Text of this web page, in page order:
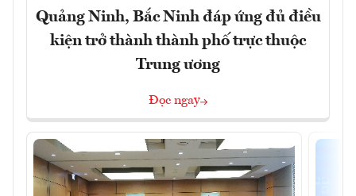
Quảng Ninh, Bắc Ninh đáp ứng đủ điều
kiện trở thành thành phố trực thuộc
Trung ương
Đọc ngay